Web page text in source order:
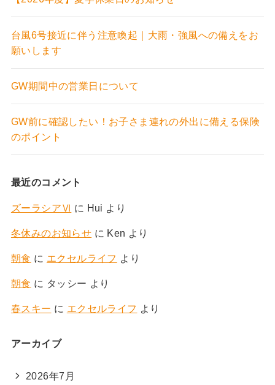
台風6号接近に伴う注意喚起｜大雨・強風への備えをお
願いします
GW期間中の営業日について
GW前に確認したい！お子さま連れの外出に備える保険
のポイント
最近のコメント
ズーラシアⅥ に Hui より
冬休みのお知らせ に Ken より
朝食 に エクセルライフ より
朝食 に タッシー より
春スキー に エクセルライフ より
アーカイブ
2026年7月